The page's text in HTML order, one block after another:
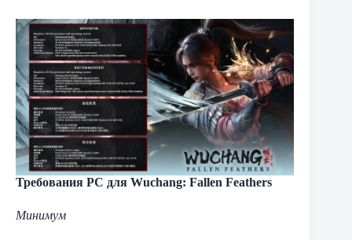
Требования PC для Wuchang: Fallen Feathers
Минимум